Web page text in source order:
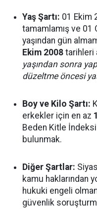
Yaş Şartı: 01 Ekim
tamamlamış ve 01
yaşından gün
Ekim 2008 tarihleri
yaşından sonra
düzeltme öncesi
Boy ve Kilo Şartı:
erkekler için en az
Beden Kitle
bulunmak.
Diğer Şartlar:
kamu haklarından
hukuki engeli
güvenlik